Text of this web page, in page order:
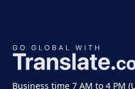
Business time 7 AM to 4 PM